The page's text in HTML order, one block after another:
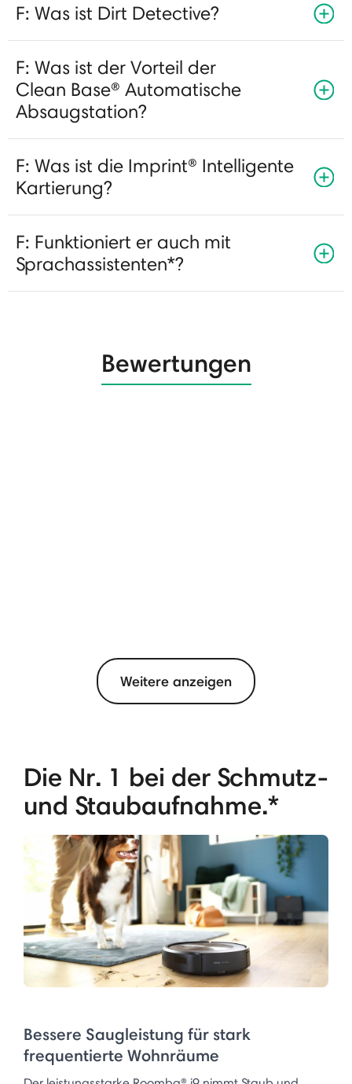
F: Was ist Dirt Detective?
F: Was ist der Vorteil der
Clean Base® Automatische
Absaugstation?
F: Was ist die Imprint® Intelligente
Kartierung?
F: Funktioniert er auch mit
Sprachassistenten*?
Bewertungen
Weitere anzeigen
Die Nr. 1 bei der Schmutz-
und Staubaufnahme.*
Bessere Saugleistung für stark
frequentierte Wohnräume